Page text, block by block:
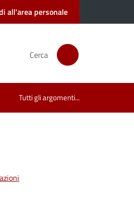
all'area personale
Cerca
Tutti gli argomenti...